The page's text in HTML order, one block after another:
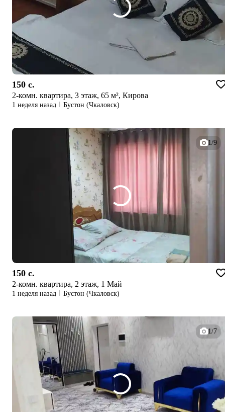
150 c.
2-комн. квартира, 3 этаж, 65 м², Кирова
1 неделя назад Бустон (Чкаловск)
1/9
150 c.
2-комн. квартира, 2 этаж, 1 Май
1 неделя назад Бустон (Чкаловск)
1/7